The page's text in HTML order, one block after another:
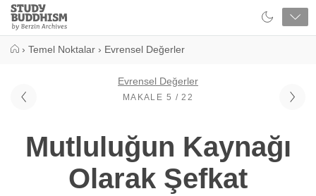
Close
Study
Buddhism
› Temel Noktalar › Evrensel Değerler
Evrensel Değerler
MAKALE 5 / 22
Mutluluğun Kaynağı
Olarak Şefkat